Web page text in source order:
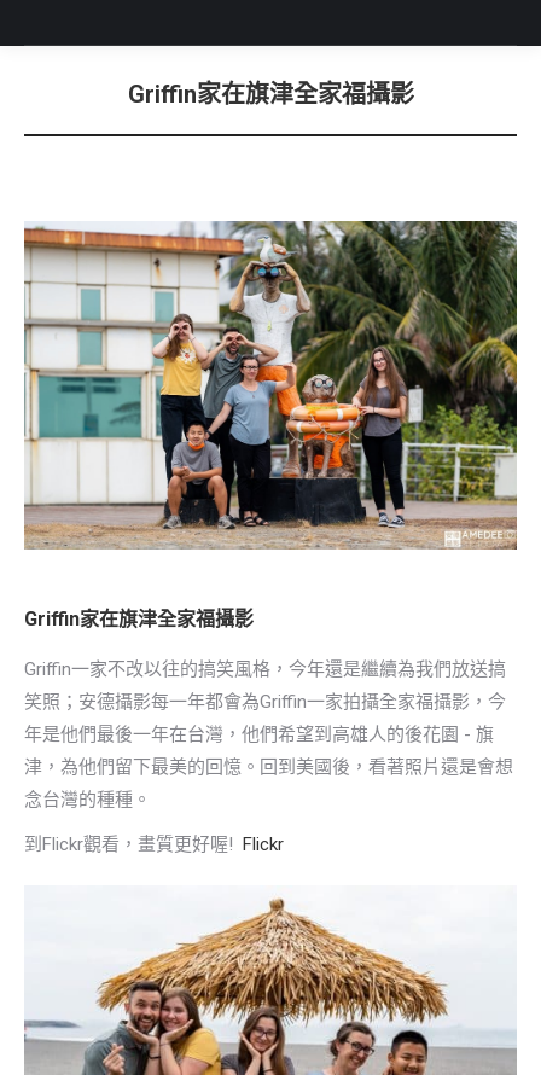
You are here:
Griffin家在旗津全家福攝影
Griffin家在旗津全家福攝影
Griffin一家不改以往的搞笑風格，今年還是繼續為我們放送搞
笑照；安德攝影每一年都會為Griffin一家拍攝全家福攝影，今
年是他們最後一年在台灣，他們希望到高雄人的後花園 - 旗
津，為他們留下最美的回憶。回到美國後，看著照片還是會想
念台灣的種種。
到Flickr觀看，畫質更好喔! Flickr